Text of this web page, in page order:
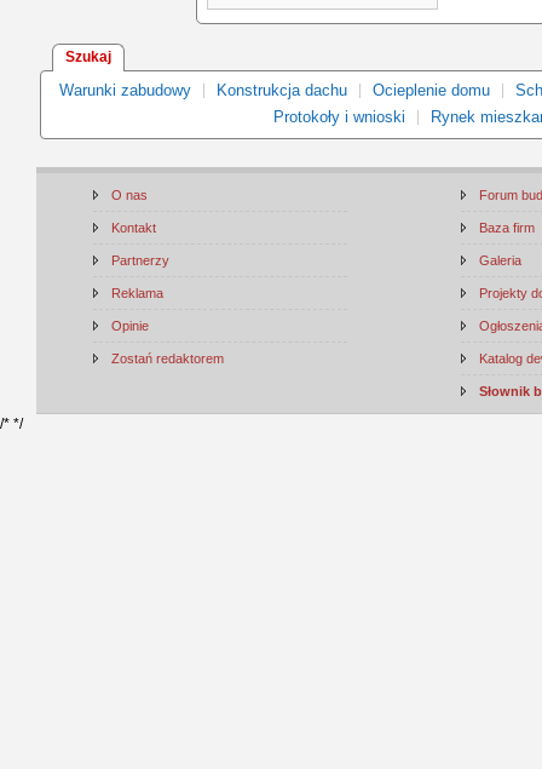
Szukaj
Warunki zabudowy Konstrukcja dachu Ocieplenie domu
Protokoły i wnioski
Rynek
O nas
Kontakt
Partnerzy
Reklama
Opinie
Zostań redaktorem
Forum
Baza firm
Galeria
Projekty
Katalog
Słownik
/* */